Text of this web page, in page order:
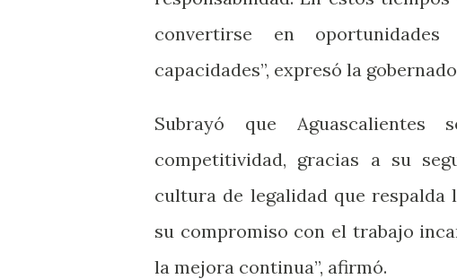
convertirse en
capacidades”, expresó la
Subrayó que
competitividad, gracias a su
cultura de legalidad que respalda
su compromiso con el trabajo
la mejora continua”, afirmó.